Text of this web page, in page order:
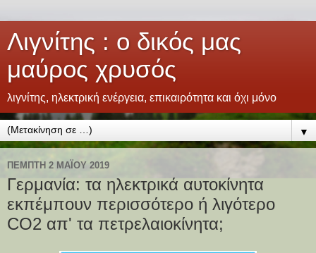
Λιγνίτης : ο δικός μας
μαύρος χρυσός
λιγνίτης, ηλεκτρική ενέργεια, επικαιρότητα και όχι μόνο
▼
ΠΈΜΠΤΗ 2 ΜΑΪ́ΟΥ 2019
Γερμανία: τα ηλεκτρικά αυτοκίνητα
εκπέμπουν περισσότερο ή λιγότερο
CO2 απ' τα πετρελαιοκίνητα;